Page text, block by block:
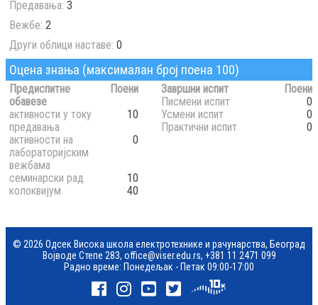
Предавања: 3
Вежбе: 2
Други облици наставе: 0
Оцена знања (максималан број поена 100)
Предиспитне
обавезе
Поени
активности у току
предавања
10
активности на
лабораторијским
вежбама
0
семинарски рад
10
колоквијум
40
Завршни испит
Поени
Писмени испит
0
Усмени испит
0
Практични испит
0
© 2026 Одсек Висока школа електротехнике и рачунарства, Београд
Војводе Степе 283, office@viser.edu.rs, +381 11 2471 099
Радно време: Понедељак - Петак 09:00-17:00